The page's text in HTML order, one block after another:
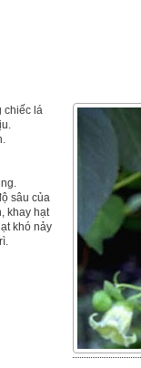
chiếc lá
sâu của
khay hạt
khó nảy